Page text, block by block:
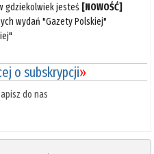
gdziekolwiek jesteś [NOWOŚĆ]
wydań "Gazety Polskiej"
o subskrypcji»
do nas